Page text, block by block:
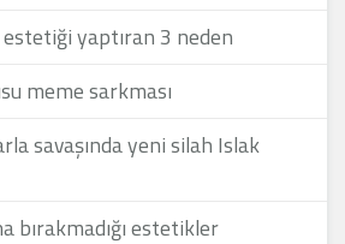
estetiği yaptıran 3 neden
meme sarkması
savaşında yeni silah Islak
bırakmadığı estetikler